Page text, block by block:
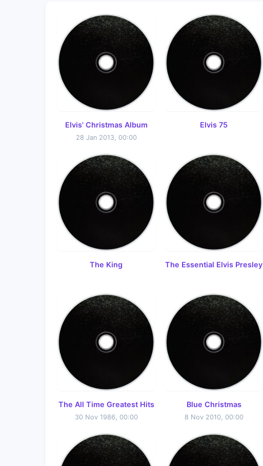
Elvis' Christmas Album
28 Jan 2013, 00:00
Elvis 75
The King The Essential Elvis Presley
The All Time Greatest Hits
30 Nov 1986, 00:00
Blue Christmas
8 Nov 2010, 00:00